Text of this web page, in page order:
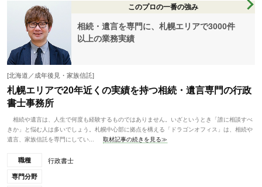
このプロの一番の強み
相続・遺言を専門に、札幌エリアで3000件
以上の業務実績
[北海道／成年後見・家族信託]
札幌エリアで20年近くの実績を持つ相続・遺言専門の行政
書士事務所
相続や遺言は、人生で何度も経験するものではありません。いざというとき「誰に相談すべ
きか」と悩む人は多いでしょう。札幌中心部に拠点を構える「ドラゴンオフィス」は、相続や
遺言、家族信託を専門にしてい...
取材記事の続きを見る≫
職種 行政書士
専門分野